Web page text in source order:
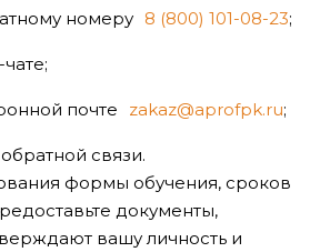
номеру 8 (800) 101-08-23;
почте zakaz@aprofpk.ru;
связи.
формы обучения, сроков
документы,
вашу личность и